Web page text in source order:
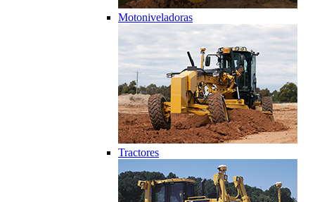
Motoniveladoras
Tractores